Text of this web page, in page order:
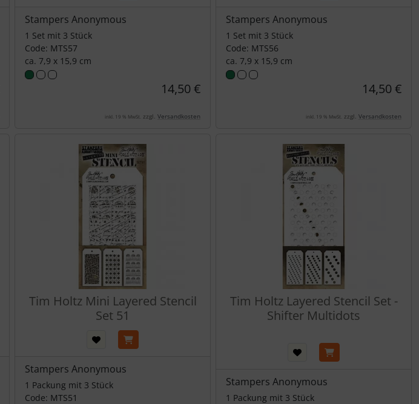
Stampers Anonymous
1 Set mit 3 Stück
Code: MTS57
ca. 7,9 x 15,9 cm
14,50 €
inkl. 19 % MwSt. zzgl. Versandkosten
Stampers Anonymous
1 Set mit 3 Stück
Code: MTS56
ca. 7,9 x 15,9 cm
14,50 €
inkl. 19 % MwSt. zzgl. Versandkosten
Tim Holtz Mini Layered Stencil
Set 51
Stampers Anonymous
1 Packung mit 3 Stück
Code: MTS51
Tim Holtz Layered Stencil Set -
Shifter Multidots
Stampers Anonymous
1 Packung mit 3 Stück